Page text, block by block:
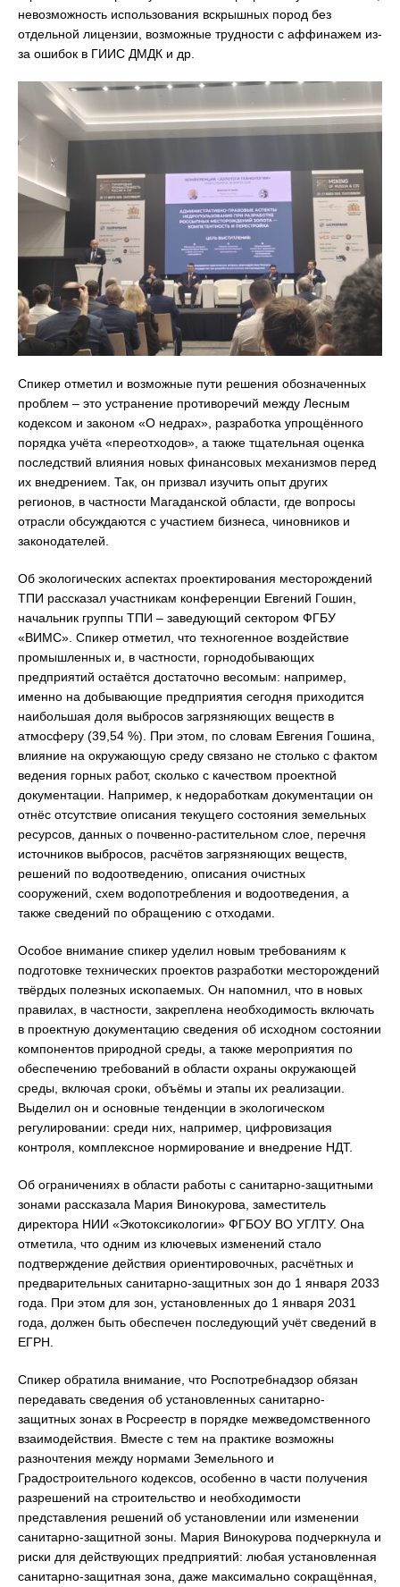
невозможность использования вскрышных пород без
отдельной лицензии, возможные трудности с аффинажем из-
за ошибок в ГИИС ДМДК и др.
Спикер отметил и возможные пути решения обозначенных
проблем – это устранение противоречий между Лесным
кодексом и законом «О недрах», разработка упрощённого
порядка учёта «переотходов», а также тщательная оценка
последствий влияния новых финансовых механизмов перед
их внедрением. Так, он призвал изучить опыт других
регионов, в частности Магаданской области, где вопросы
отрасли обсуждаются с участием бизнеса, чиновников и
законодателей.
Об экологических аспектах проектирования месторождений
ТПИ рассказал участникам конференции Евгений Гошин,
начальник группы ТПИ – заведующий сектором ФГБУ
«ВИМС». Спикер отметил, что техногенное воздействие
промышленных и, в частности, горнодобывающих
предприятий остаётся достаточно весомым: например,
именно на добывающие предприятия сегодня приходится
наибольшая доля выбросов загрязняющих веществ в
атмосферу (39,54 %). При этом, по словам Евгения Гошина,
влияние на окружающую среду связано не столько с фактом
ведения горных работ, сколько с качеством проектной
документации. Например, к недоработкам документации он
отнёс отсутствие описания текущего состояния земельных
ресурсов, данных о почвенно-растительном слое, перечня
источников выбросов, расчётов загрязняющих веществ,
решений по водоотведению, описания очистных
сооружений, схем водопотребления и водоотведения, а
также сведений по обращению с отходами.
Особое внимание спикер уделил новым требованиям к
подготовке технических проектов разработки месторождений
твёрдых полезных ископаемых. Он напомнил, что в новых
правилах, в частности, закреплена необходимость включать
в проектную документацию сведения об исходном состоянии
компонентов природной среды, а также мероприятия по
обеспечению требований в области охраны окружающей
среды, включая сроки, объёмы и этапы их реализации.
Выделил он и основные тенденции в экологическом
регулировании: среди них, например, цифровизация
контроля, комплексное нормирование и внедрение НДТ.
Об ограничениях в области работы с санитарно-защитными
зонами рассказала Мария Винокурова, заместитель
директора НИИ «Экотоксикологии» ФГБОУ ВО УГЛТУ. Она
отметила, что одним из ключевых изменений стало
подтверждение действия ориентировочных, расчётных и
предварительных санитарно-защитных зон до 1 января 2033
года. При этом для зон, установленных до 1 января 2031
года, должен быть обеспечен последующий учёт сведений в
ЕГРН.
Спикер обратила внимание, что Роспотребнадзор обязан
передавать сведения об установленных санитарно-
защитных зонах в Росреестр в порядке межведомственного
взаимодействия. Вместе с тем на практике возможны
разночтения между нормами Земельного и
Градостроительного кодексов, особенно в части получения
разрешений на строительство и необходимости
представления решений об установлении или изменении
санитарно-защитной зоны. Мария Винокурова подчеркнула и
риски для действующих предприятий: любая установленная
санитарно-защитная зона, даже максимально сокращённая,